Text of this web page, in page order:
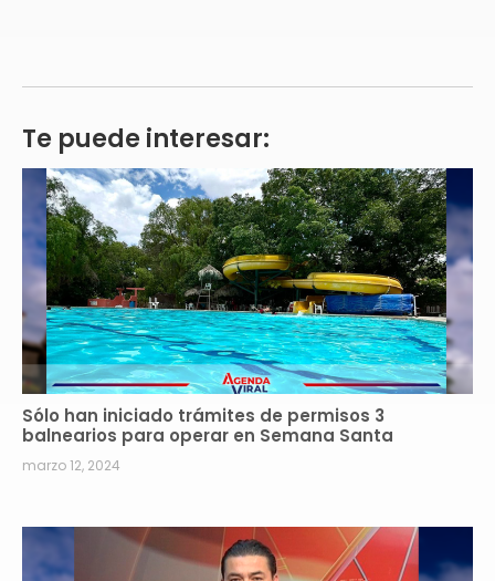
Te puede interesar:
Sólo han iniciado trámites de permisos 3
balnearios para operar en Semana Santa
marzo 12, 2024